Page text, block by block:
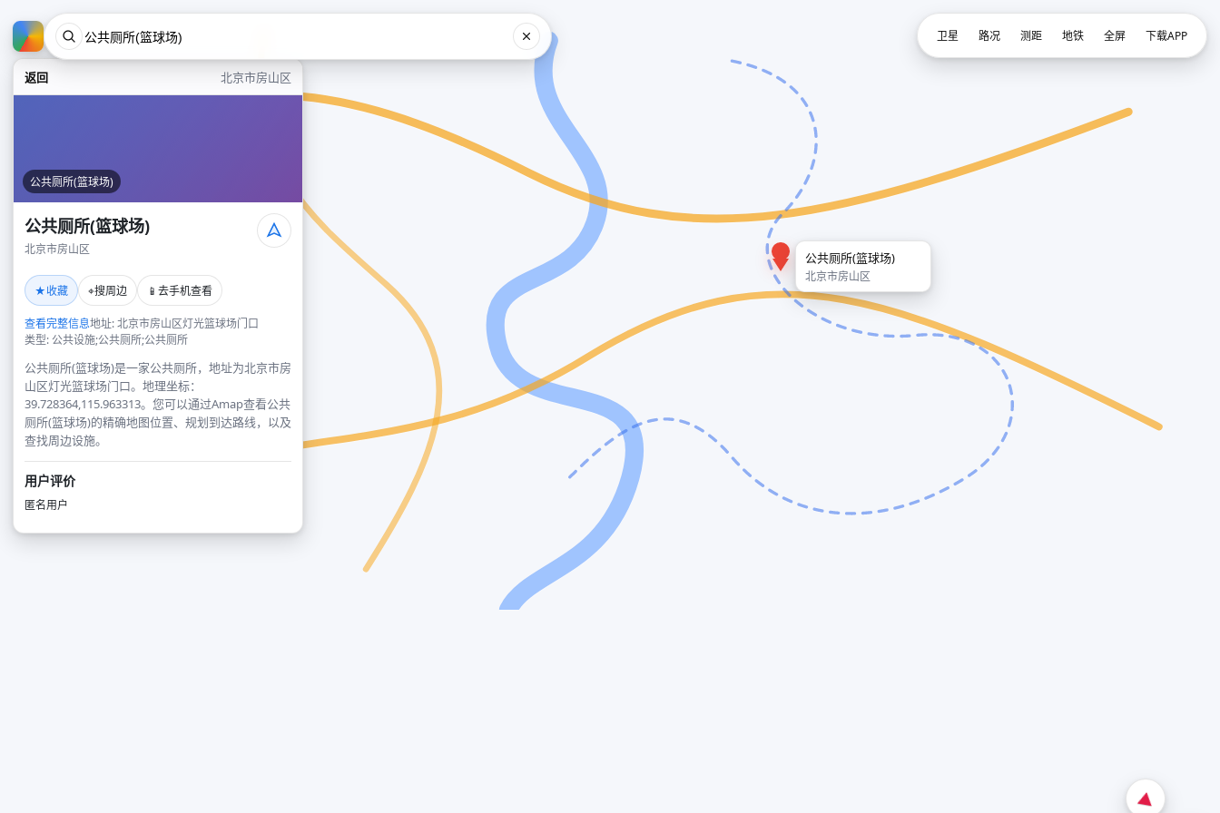
返回 北京市房山区
公共厕所(篮球场)
公共厕所(篮球场)
北京市房山区
★收藏 ⌖搜周边 📱 去手机查看
查看完整信息地址: 北京市房山区灯光篮球场门口
类型: 公共设施;公共厕所;公共厕所
公共厕所(篮球场)是一家公共厕所，地址为北京市房
山区灯光篮球场门口。地理坐标：
39.728364,115.963313。您可以通过Amap查看公共
厕所(篮球场)的精确地图位置、规划到达路线，以及
查找周边设施。
用户评价
匿名用户
公共厕所(篮球场)
北京市房山区
卫星 路况 测距 地铁 全屏 下载APP